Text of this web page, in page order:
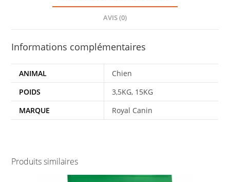
AVIS (0)
Informations complémentaires
ANIMAL
Chien
POIDS
3,5KG, 15KG
MARQUE
Royal Canin
Produits similaires